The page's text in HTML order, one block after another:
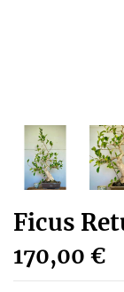
Ficus
170,00 €